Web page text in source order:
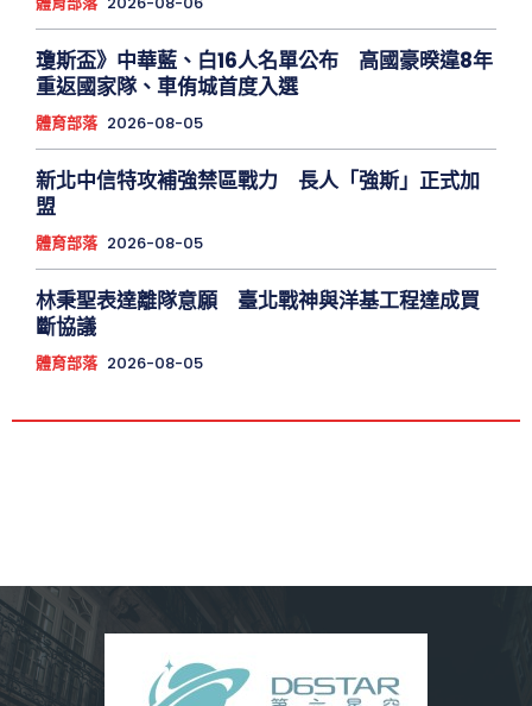
瓊斯盃》中華藍、白16人名單公布 高國豪暌違8年
重返國家隊、車侑城首度入選
體育部落 2026-08-05
新北中信特攻補強禁區戰力 長人「強斯」正式加
盟
體育部落 2026-08-05
林秉聖表達離隊意願 臺北戰神與洋基工程達成買
斷協議
體育部落 2026-08-05